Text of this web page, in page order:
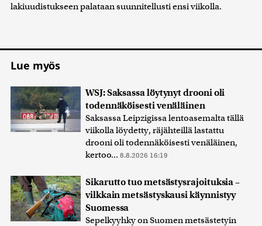
lakiuudistukseen palataan suunnitellusti ensi viikolla.
Lue myös
WSJ: Saksassa löytynyt drooni oli
todennäköisesti venäläinen
Saksassa Leipzigissa lentoasemalta tällä
viikolla löydetty, räjähteillä lastattu
drooni oli todennäköisesti venäläinen,
kertoo... 8.8.2026 16:19
Sikarutto tuo metsästysrajoituksia –
vilkkain metsästyskausi käynnistyy
Suomessa
Sepelkyyhky on Suomen metsästetyin